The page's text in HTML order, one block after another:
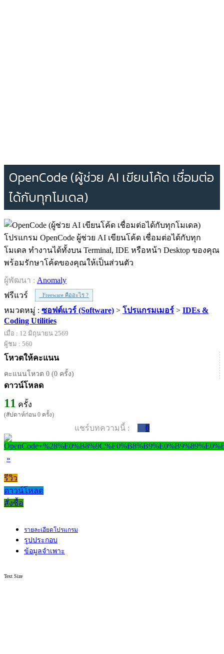
OpenCode (ผู้ช่วย AI เขียนโค้ด เชื่อมต่อ
ได้กับทุกโมเดล)
โปรแกรม OpenCode ผู้ช่วย AI เขียนโค้ด เชื่อมต่อได้กับทุก
โมเดล ทำงานได้ทั้งบน Terminal, IDE หรือหน้า Desktop ของคุณ
พร้อมรักษาโค้ดของคุณให้เป็นส่วนตัว
ผู้พัฒนา : Anomaly
ฟรีแวร์
Freeware คืออะไร ?
หมวดหมู่ : ซอฟต์แวร์ (Software) > โปรแกรมเมอร์ > IDEs &
Coding Utilities
เมื่อ : 12 มิถุนายน 2569
ผู้ชม : 560
โหวตให้คะแนน
คะแนนโหวต 0 (0 ครั้ง)
ดาวน์โหลด
11 ครั้ง
(สัปดาห์ก่อน 0 ครั้ง)
แชร์บทความนี้ : 0
»
รีวิว
ดาวน์โหลด
สั่งซื้อ
รายละเอียดโปรแกรม
รูปประกอบ
ข้อมูลจำเพาะ
Text Size